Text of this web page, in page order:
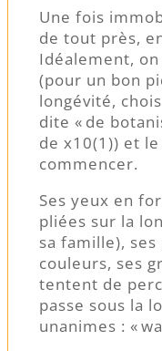
Une fois
de tout près,
Idéalement,
(pour un bon
longévité,
dite « de
de x10(1)) et
commencer.
Ses yeux en
pliées sur la
sa famille),
couleurs, ses
tentent de
passe sous la
unanimes : «